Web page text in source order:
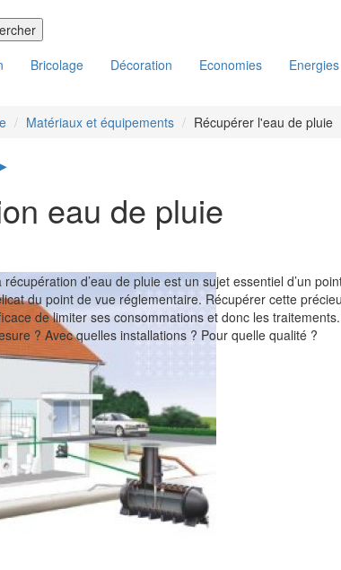
Bricolage Décoration Economies Energies
Matériaux et équipements Récupérer l'eau de pluie
eau de pluie
récupération d’eau de pluie est un sujet essentiel d’un
du point de vue réglementaire. Récupérer cette
de limiter ses consommations et donc les
? Avec quelles installations ? Pour quelle qualité ?